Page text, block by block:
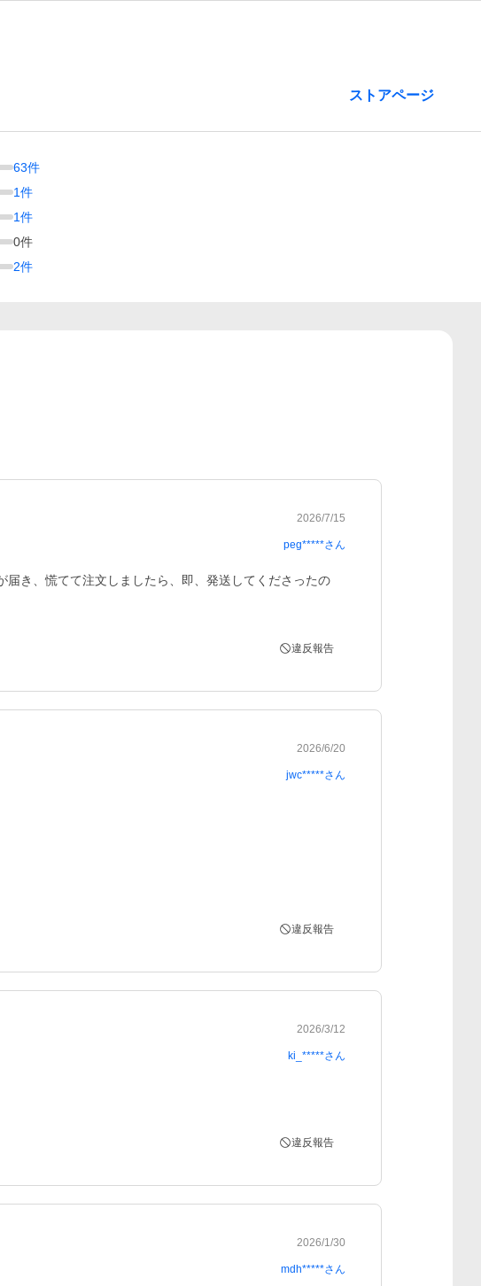
ストアページ
63件
1件
1件
0件
2件
2026/7/15
peg*****さん
き、慌てて注文しましたら、即、発送してくださったの
違反報告
2026/6/20
jwc*****さん
違反報告
2026/3/12
ki_*****さん
違反報告
2026/1/30
mdh*****さん